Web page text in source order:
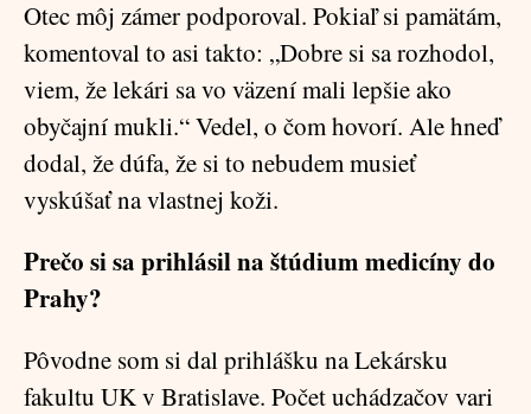
Otec môj zámer podporoval. Pokiaľ si pamätám,
komentoval to asi takto: „Dobre si sa rozhodol,
viem, že lekári sa vo väzení mali lepšie ako
obyčajní mukli.“ Vedel, o čom hovorí. Ale hneď
dodal, že dúfa, že si to nebudem musieť
vyskúšať na vlastnej koži.
Prečo si sa prihlásil na štúdium medicíny do
Prahy?
Pôvodne som si dal prihlášku na Lekársku
fakultu UK v Bratislave. Počet uchádzačov vari